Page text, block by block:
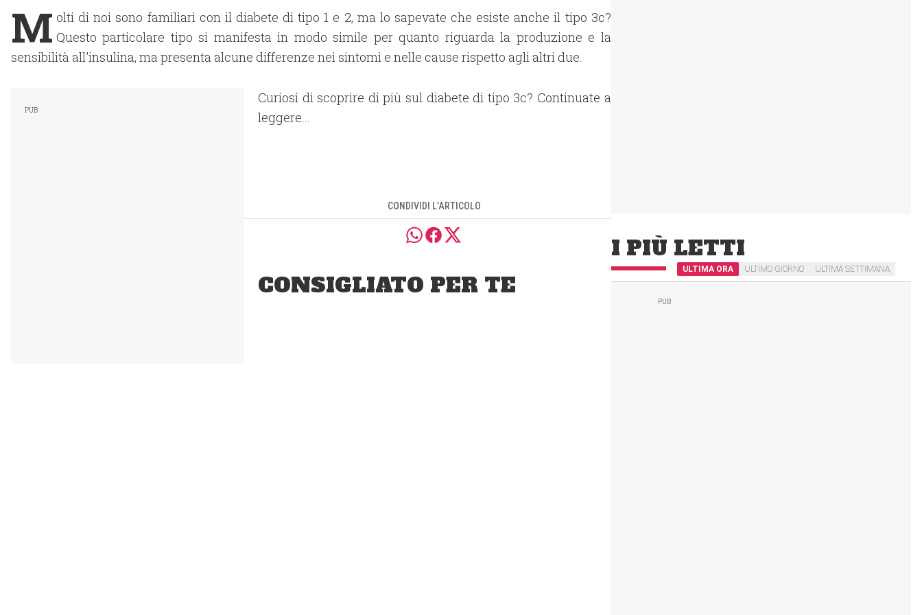
M olti di noi sono familiari con il diabete di tipo 1 e 2, ma lo sapevate che esiste anche il tipo 3c?
Questo particolare tipo si manifesta in modo simile per quanto riguarda la produzione e la
sensibilità all'insulina, ma presenta alcune differenze nei sintomi e nelle cause rispetto agli altri due.
Curiosi di scoprire di più sul diabete di tipo 3c? Continuate a
leggere...
CONDIVIDI L’ARTICOLO
CONSIGLIATO PER TE
I PIÙ LETTI
ULTIMA ORA ULTIMO GIORNO ULTIMA SETTIMANA